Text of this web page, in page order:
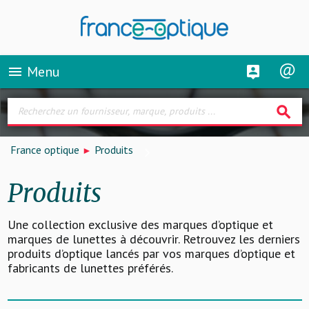
menu Menu
search
France optique Produits
Produits
Une collection exclusive des marques d’optique et
marques de lunettes à découvrir. Retrouvez les derniers
produits d’optique lancés par vos marques d’optique et
fabricants de lunettes préférés.